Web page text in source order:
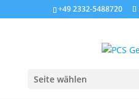
+49 2332-5488720
Seite wählen